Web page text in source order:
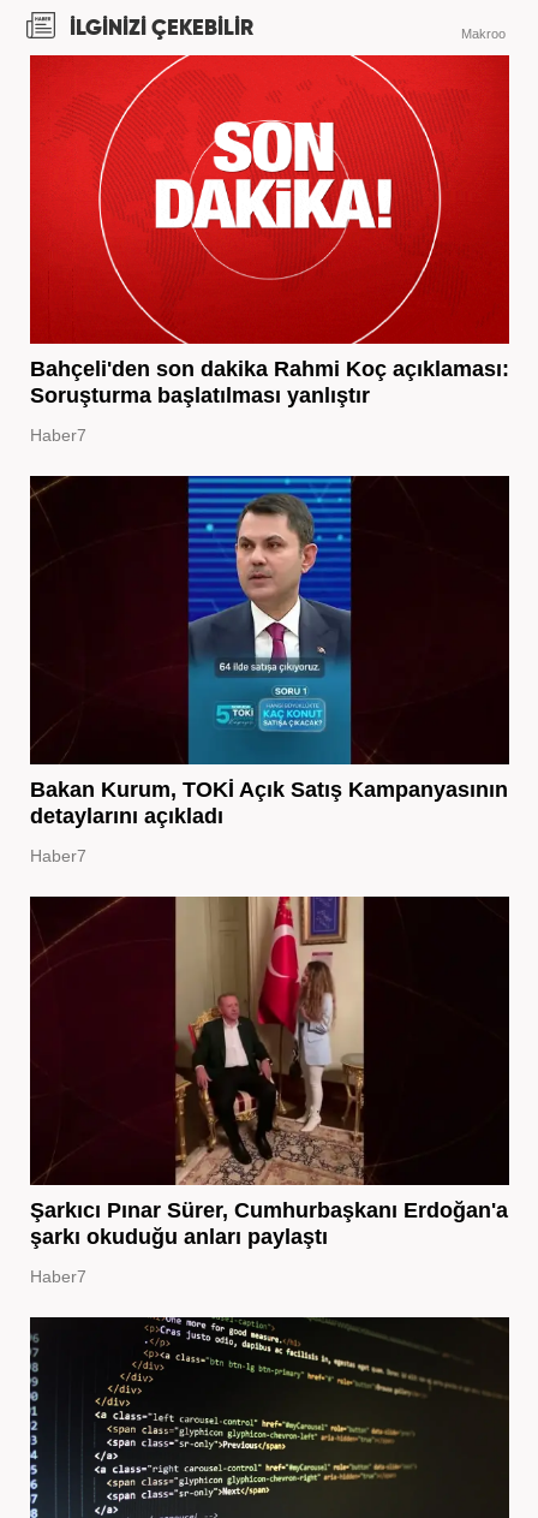
İLGİNİZİ ÇEKEBİLİR Makroo
Bahçeli'den son dakika Rahmi Koç açıklaması:
Soruşturma başlatılması yanlıştır
Haber7
Bakan Kurum, TOKİ Açık Satış Kampanyasının
detaylarını açıkladı
Haber7
Şarkıcı Pınar Sürer, Cumhurbaşkanı Erdoğan'a
şarkı okuduğu anları paylaştı
Haber7